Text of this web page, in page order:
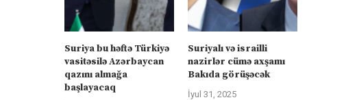
Suriya bu həftə Türkiyə
vasitəsilə Azərbaycan
qazını almağa
başlayacaq
Suriyalı və israilli
nazirlər cümə axşamı
Bakıda görüşəcək
İyul 31, 2025